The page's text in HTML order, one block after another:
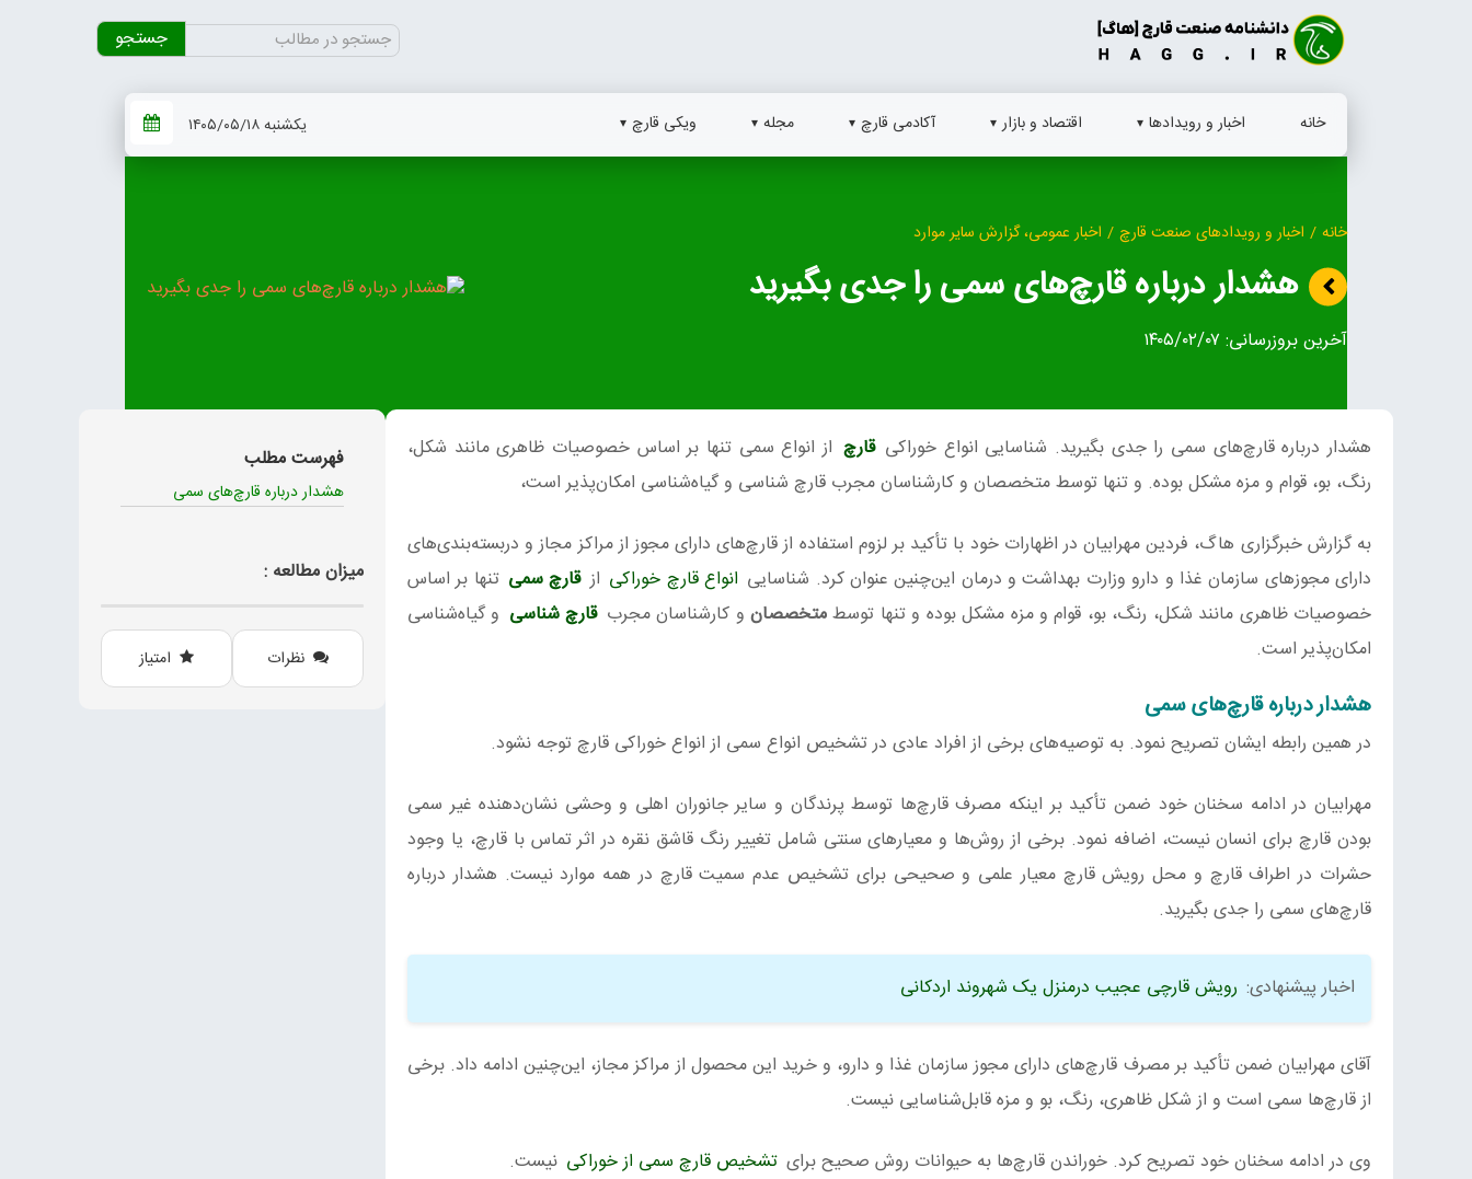
جستجو
برای:
خانه اخبار و رویدادها اقتصاد و بازار آکادمی قارچ مجله ویکی قارچ یکشنبه ۱۴۰۵/۰۵/۱۸
خانه / اخبار و رویدادهای صنعت قارچ / اخبار عمومی، گزارش سایر موارد
هشدار درباره قارچ‌های سمی را جدی بگیرید
آخرین بروزرسانی: ۱۴۰۵/۰۲/۰۷
هشدار درباره قارچ‌های سمی را جدی بگیرید. شناسایی انواع خوراکی قارچ از انواع سمی تنها بر اساس خصوصیات ظاهری مانند شکل،
رنگ، بو، قوام و مزه مشکل بوده. و تنها توسط متخصصان و کارشناسان مجرب قارچ شناسی و گیاه‌شناسی امکان‌پذیر است،
به گزارش خبرگزاری هاگ، فردین مهرابیان در اظهارات خود با تأکید بر لزوم استفاده از قارچ‌های دارای مجوز از مراکز مجاز و دربسته‌بندی‌های
دارای مجوزهای سازمان غذا و دارو وزارت بهداشت و درمان این‌چنین عنوان کرد. شناسایی انواع قارچ خوراکی از قارچ سمی تنها بر اساس
خصوصیات ظاهری مانند شکل، رنگ، بو، قوام و مزه مشکل بوده و تنها توسطمتخصصانو کارشناسان مجرب قارچ شناسی و گیاه‌شناسی
امکان‌پذیر است.
هشدار درباره قارچ‌های سمی
در همین رابطه ایشان تصریح نمود. به توصیه‌های برخی از افراد عادی در تشخیص انواع سمی از انواع خوراکی قارچ توجه نشود.
مهرابیان در ادامه سخنان خود ضمن تأکید بر اینکه مصرف قارچ‌ها توسط پرندگان و سایر جانوران اهلی و وحشی نشان‌دهنده غیر سمی
بودن قارچ برای انسان نیست، اضافه نمود. برخی از روش‌ها و معیارهای سنتی شامل تغییر رنگ قاشق نقره در اثر تماس با قارچ، یا وجود
حشرات در اطراف قارچ و محل رویش قارچ معیار علمی و صحیحی برای تشخیص عدم سمیت قارچ در همه موارد نیست. هشدار درباره
قارچ‌های سمی را جدی بگیرید.
اخبار پیشنهادی: رویش قارچی عجیب در‌منزل یک شهروند اردکانی
آقای مهرابیان ضمن تأکید بر مصرف قارچ‌های دارای مجوز سازمان غذا و دارو، و خرید این محصول از مراکز مجاز، این‌چنین ادامه داد. برخی
از قارچ‌ها سمی است و از شکل ظاهری، رنگ، بو و مزه قابل‌شناسایی نیست.
وی در ادامه سخنان خود تصریح کرد. خوراندن قارچ‌ها به حیوانات روش صحیح برای تشخیص قارچ سمی از خوراکی نیست.
فهرست مطلب
هشدار درباره قارچ‌های سمی
میزان مطالعه :
نظرات امتیاز